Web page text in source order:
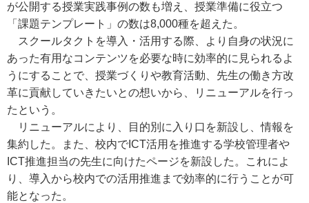
が公開する授業実践事例の数も増え、授業準備に役立つ
「課題テンプレート」の数は8,000種を超えた。
スクールタクトを導入・活用する際、より自身の状況に
あった有用なコンテンツを必要な時に効率的に見られるよ
うにすることで、授業づくりや教育活動、先生の働き方改
革に貢献していきたいとの想いから、リニューアルを行っ
たという。
リニューアルにより、目的別に入り口を新設し、情報を
集約した。また、校内でICT活用を推進する学校管理者や
ICT推進担当の先生に向けたページを新設した。これによ
り、導入から校内での活用推進まで効率的に行うことが可
能となった。